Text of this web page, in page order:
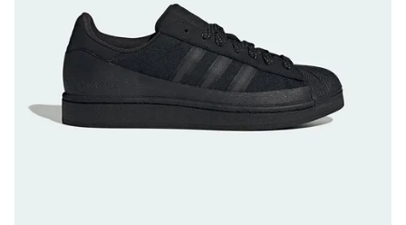
防水鞋推薦 10. PUMA Voyage NITRO™ 4
GORE-TEX：氮氣中底注入，回彈與防滑兼具的
全天候越野跑鞋
防水鞋推薦 11. On Cloudhorizon 2 WP：腳
感軟彈、搭載 Missiongrip™ 的防水輕越野鞋